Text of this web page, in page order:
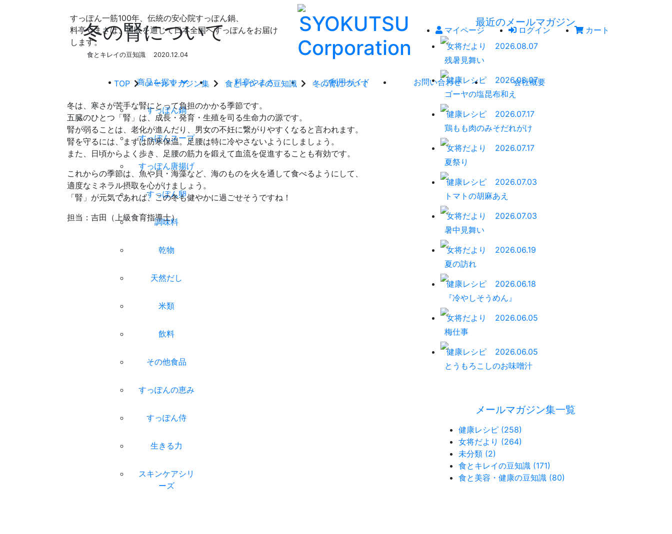
すっぽん一筋100年、伝統の安心院すっぽん鍋、
料亭やまさは、通販を通じて日本全国へすっぽんをお届け
します。
マイページ ログイン カート
商品を探す
すっぽん鍋
すっぽんスープ
すっぽん唐揚げ
すっぽん卵
調味料
乾物
天然だし
米類
飲料
その他食品
すっぽんの恵み
すっぽん侍
生きる力
スキンケアシリ
ーズ
料亭やまさ ご利用ガイド お問い合わせ 会社概要
冬の腎について
食とキレイの豆知識 2020.12.04
TOP メールマガジン集 食とキレイの豆知識 冬の腎について
冬は、寒さが苦手な腎にとって負担のかかる季節です。
五臓のひとつ「腎」は、成長・発育・生殖を司る生命力の源です。
腎が弱ることは、老化が進んだり、男女の不妊に繋がりやすくなると言われます。
腎を守るには、まずは防寒保温。足腰は特に冷やさないようにしましょう。
また、日頃からよく歩き、足腰の筋力を鍛えて血流を促進することも有効です。
これからの季節は、魚や貝・海藻など、海のものを火を通して食べるようにして、
適度なミネラル摂取を心がけましょう。
「腎」が元気であれば、この冬も健やかに過ごせそうですね！
担当：吉田（上級食育指導士）
最近のメールマガジン
女将だより
2026.08.07
残暑見舞い
健康レシピ
2026.08.07
ゴーヤの塩昆布和え
健康レシピ
2026.07.17
鶏もも肉のみそだれがけ
女将だより
2026.07.17
夏祭り
健康レシピ
2026.07.03
トマトの胡麻あえ
女将だより
2026.07.03
暑中見舞い
女将だより
2026.06.19
夏の訪れ
健康レシピ
2026.06.18
『冷やしそうめん』
女将だより
2026.06.05
梅仕事
健康レシピ
2026.06.05
とうもろこしのお味噌汁
メールマガジン集一覧
健康レシピ (258)
女将だより (264)
未分類 (2)
食とキレイの豆知識 (171)
食と美容・健康の豆知識 (80)